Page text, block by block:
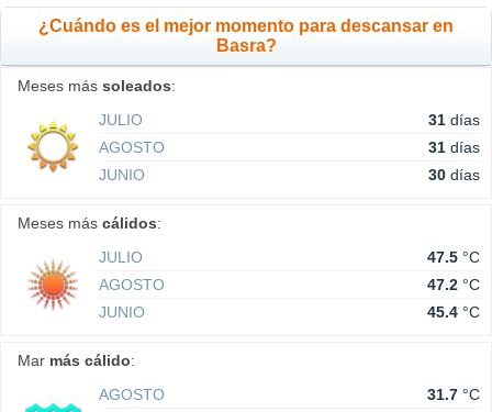
¿Cuándo es el mejor momento para descansar en
Basra?
Meses más soleados:
JULIO
31 días
AGOSTO
31 días
JUNIO
30 días
Meses más cálidos:
JULIO
47.5 °C
AGOSTO
47.2 °C
JUNIO
45.4 °C
Mar más cálido:
AGOSTO
31.7 °C